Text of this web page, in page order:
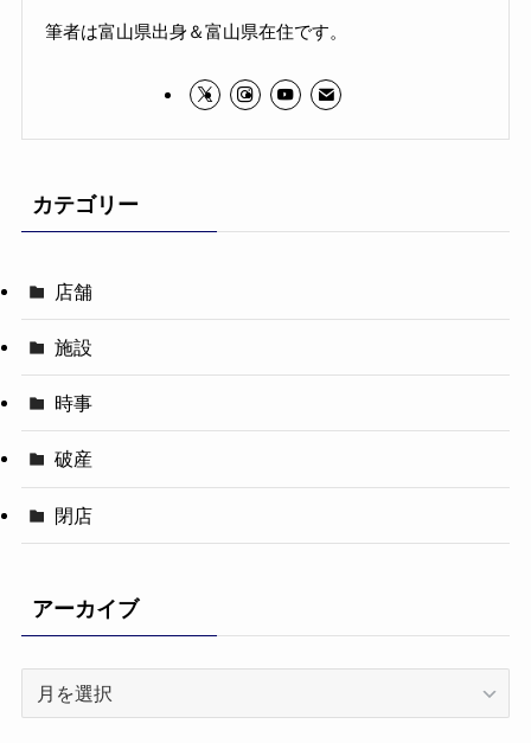
筆者は富山県出身＆富山県在住です。
カテゴリー
店舗
施設
時事
破産
閉店
アーカイブ